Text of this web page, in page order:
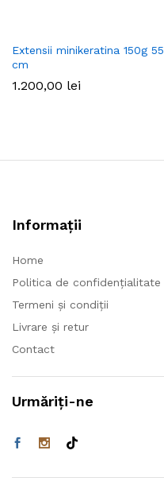
Extensii minikeratina 150g 55
cm
1.200,00 lei
Informații
Home
Politica de confidențialitate
Termeni și condiții
Livrare și retur
Contact
Urmăriți-ne